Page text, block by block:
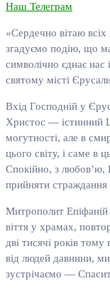
Наш Телеграм
«Сердечно вітаю
згадуємо подію, що
символічно єднає нас
святому місті
Вхід Господній у
Христос — істинний
могутності, але в
цього світу, і саме в
Спокійно, з любов’ю,
прийняти страждання
Митрополит Епіфаній
віття у храмах,
дві тисячі років
від людей давнини,
зустрічаємо —